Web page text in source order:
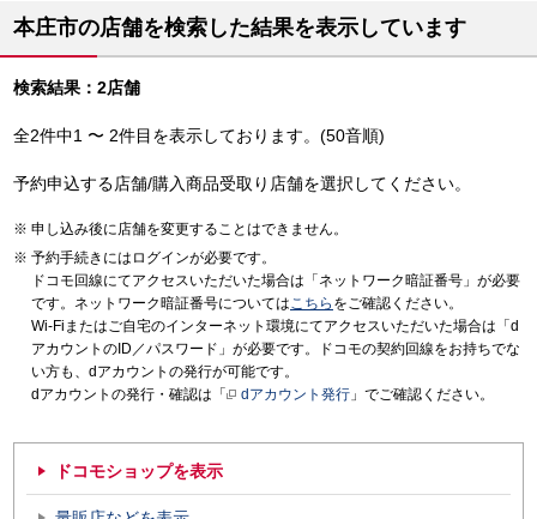
本庄市の店舗を検索した結果を表示しています
検索結果：2店舗
全2件中1 〜 2件目を表示しております。(50音順)
予約申込する店舗/購入商品受取り店舗を選択してください。
申し込み後に店舗を変更することはできません。
予約手続きにはログインが必要です。
ドコモ回線にてアクセスいただいた場合は「ネットワーク暗証番号」が必要
です。ネットワーク暗証番号についてはこちら をご確認ください。
Wi-Fiまたはご自宅のインターネット環境にてアクセスいただいた場合は「d
アカウントのID／パスワード」が必要です。ドコモの契約回線をお持ちでな
い方も、dアカウントの発行が可能です。
dアカウントの発行・確認は「
dアカウント発行 」でご確認ください。
ドコモショップを表示